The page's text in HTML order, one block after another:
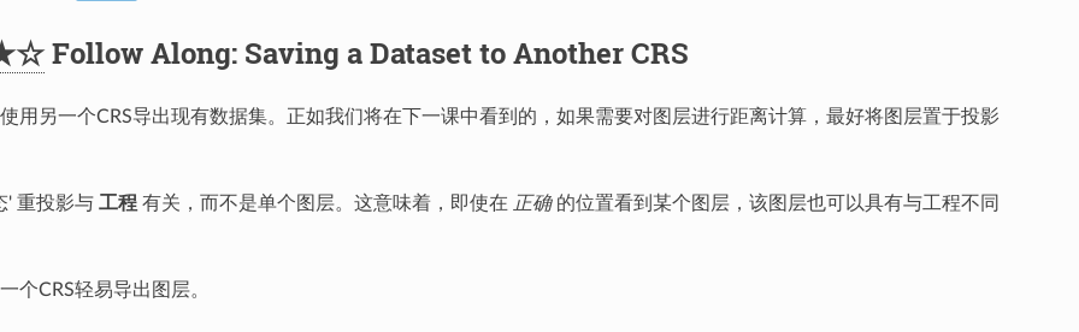
Follow Along: Saving a Dataset to Another CRS
用另一个CRS导出现有数据集。正如我们将在下一课中看到的，如果需要对图层进行距离计算，最好将图层置于投影
' 重投影与 工程有关，而不是单个图层。这意味着，即使在 正确的位置看到某个图层，该图层也可以具有与工程不同
个CRS轻易导出图层。